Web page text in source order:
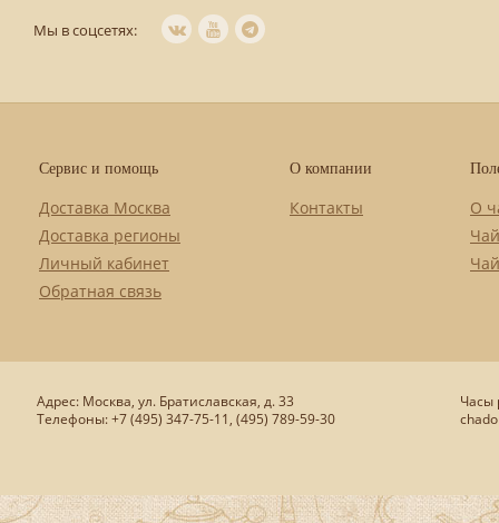
Мы в соцсетях:
Сервис и помощь
Доставка Москва
Доставка регионы
Личный кабинет
Обратная связь
О компании
Контакты
О
Адрес: Москва, ул. Братиславская, д. 33
Телефоны: +7 (495) 347-75-11, (495) 789-59-30
Часы